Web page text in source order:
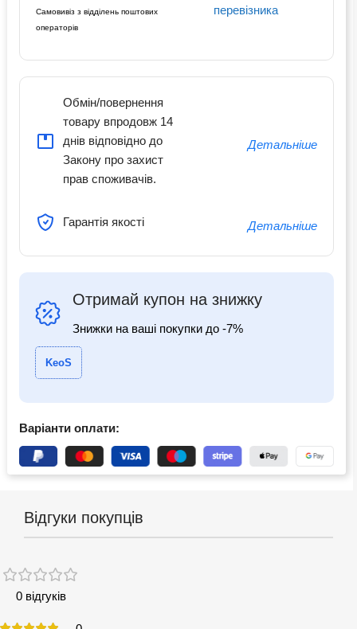
Самовивіз з відділень поштових
операторів
перевізника
Обмін/повернення
товару впродовж 14
днів відповідно до
Закону про захист
прав споживачів.
Детальніше
Гарантія якості Детальніше
Отримай купон на знижку
Знижки на ваші покупки до -7%
KeoS
Варіанти оплати:
Відгуки покупців
0 відгуків